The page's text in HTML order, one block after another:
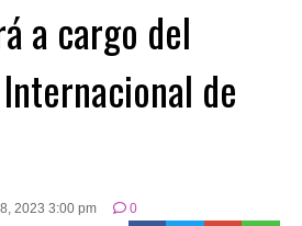
a cargo del
de
2023 3:00 pm 0